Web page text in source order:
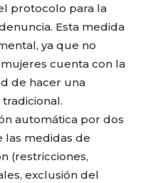
protocolo para la
Esta medida
ya que no
cuenta con la
de hacer una
automática por dos
las medidas de
(restricciones,
exclusión del